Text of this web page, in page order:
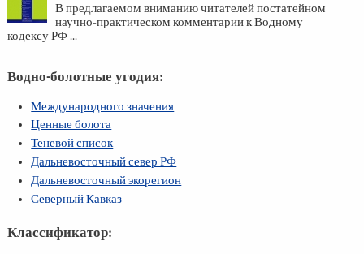
В предлагаемом вниманию читателей постатейном
научно-практическом комментарии к Водному
кодексу РФ ...
Водно-болотные угодия:
Международного значения
Ценные болота
Теневой список
Дальневосточный север РФ
Дальневосточный экорегион
Северный Кавказ
Классификатор: